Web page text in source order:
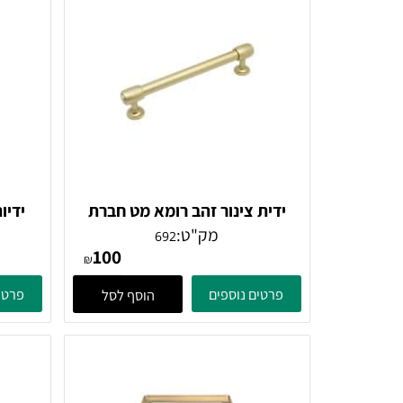
הוסף לסל
ידית צינור זהב רומא מט חברת ידיות